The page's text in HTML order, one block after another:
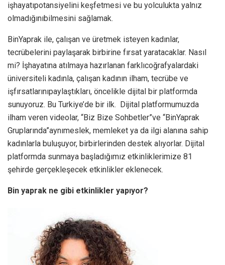
işhayatıpotansiyelini keşfetmesi ve bu yolculukta yalnız
olmadığınıbilmesini sağlamak.
BinYaprak ile, çalışan ve üretmek isteyen kadınlar,
tecrübelerini paylaşarak birbirine fırsat yaratacaklar. Nasıl
mi? İşhayatına atılmaya hazırlanan farklıcoğrafyalardaki
üniversiteli kadınla, çalışan kadının ilham, tecrübe ve
işfırsatlarınıpaylaştıkları, öncelikle dijital bir platformda
sunuyoruz. Bu Turkiye’de bir ilk. Dijital platformumuzda
ilham veren videolar, “Biz Bize Sohbetler”ve “BinYaprak
Gruplarında”aynımeslek, memleket ya da ilgi alanına sahip
kadınlarla buluşuyor, birbirlerinden destek alıyorlar. Dijital
platformda sunmaya başladığımız etkinliklerimize 81
şehirde gerçekleşecek etkinlikler eklenecek.
Bin yaprak ne gibi etkinlikler yapıyor?